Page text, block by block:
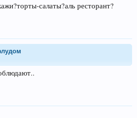
салаты?аль ресторант?